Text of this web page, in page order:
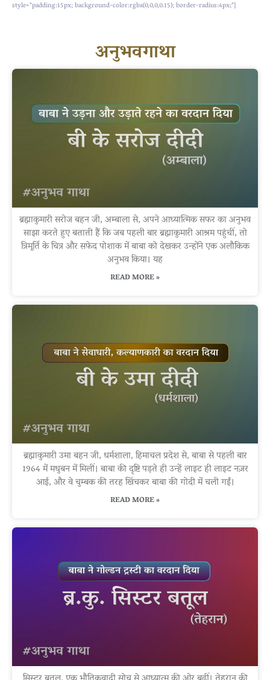
style="padding:15px; background-color:rgba(0,0,0,0.15); border-radius:4px;"]
अनुभवगाथा
ब्रह्माकुमारी सरोज बहन जी, अम्बाला से, अपने आध्यात्मिक सफर का अनुभव
साझा करते हुए बताती हैं कि जब पहली बार ब्रह्माकुमारी आश्रम पहुंचीं, तो
त्रिमूर्ति के चित्र और सफेद पोशाक में बाबा को देखकर उन्होंने एक अलौकिक
अनुभव किया। यह
READ MORE »
ब्रह्माकुमारी उमा बहन जी, धर्मशाला, हिमाचल प्रदेश से, बाबा से पहली बार
1964 में मधुबन में मिलीं। बाबा की दृष्टि पड़ते ही उन्हें लाइट ही लाइट नज़र
आई, और वे चुम्बक की तरह खिंचकर बाबा की गोदी में चली गईं।
READ MORE »